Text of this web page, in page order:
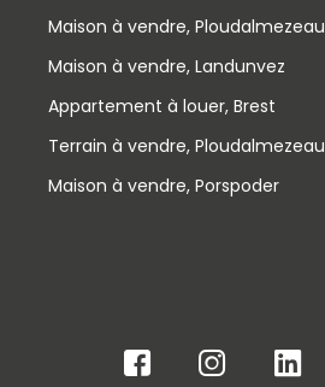
Maison à vendre, Ploudalmezeau
Maison à vendre, Landunvez
Appartement à louer, Brest
Terrain à vendre, Ploudalmezeau
Maison à vendre, Porspoder